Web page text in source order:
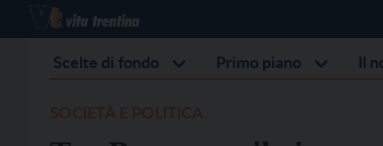
Scelte di fondo Primo piano Il